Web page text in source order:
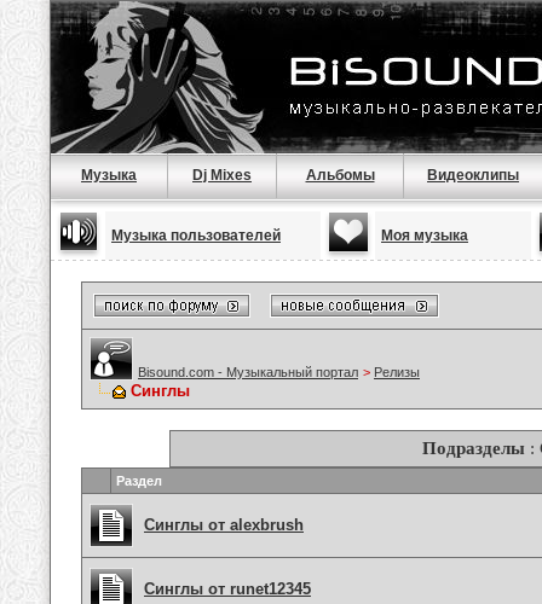
Музыка Dj Mixes Альбомы Видеоклипы
Музыка пользователей Моя музыка
Bisound.com - Музыкальный портал > Релизы
Синглы
Подразделы :
Раздел
Синглы от alexbrush
Синглы от runet12345